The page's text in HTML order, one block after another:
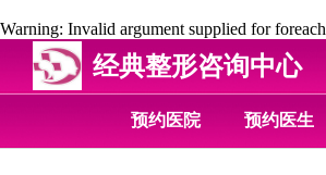
Warning: Invalid argument supplied for
经典整形咨询中心
预约医院 预约医生